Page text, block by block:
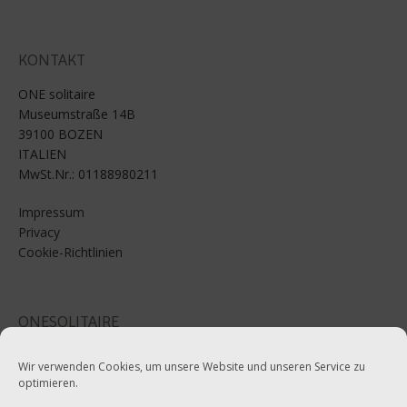
Wir verwenden Cookies, um unsere Website und unseren Service zu
optimieren.
KONTAKT
ONE solitaire
Museumstraße 14B
39100 BOZEN
ITALIEN
MwSt.Nr.: 01188980211
Impressum
Privacy
Cookie-Richtlinien
ONESOLITAIRE
Tel:+39-0471-970799